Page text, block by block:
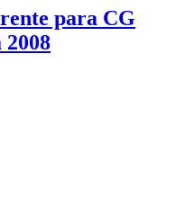
para CG
2008